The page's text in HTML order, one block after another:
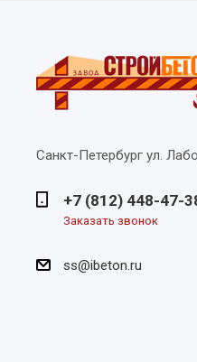
Санкт-Петербург ул.
+7 (812) 448-47-
Заказать звонок
ss@ibeton.ru